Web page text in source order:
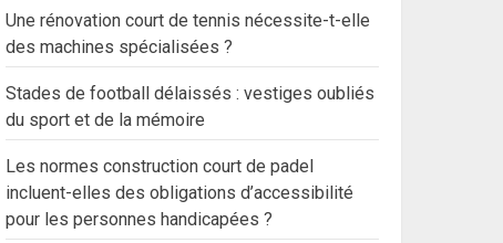
Une rénovation court de tennis nécessite-t-elle
des machines spécialisées ?
Stades de football délaissés : vestiges oubliés
du sport et de la mémoire
Les normes construction court de padel
incluent-elles des obligations d’accessibilité
pour les personnes handicapées ?